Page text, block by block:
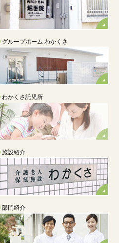
グループホーム わかくさ
わかくさ託児所
施設紹介
部門紹介